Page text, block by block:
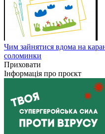
Чим зайнятися вдома на
соломинки
Приховати
Інформація про проєкт